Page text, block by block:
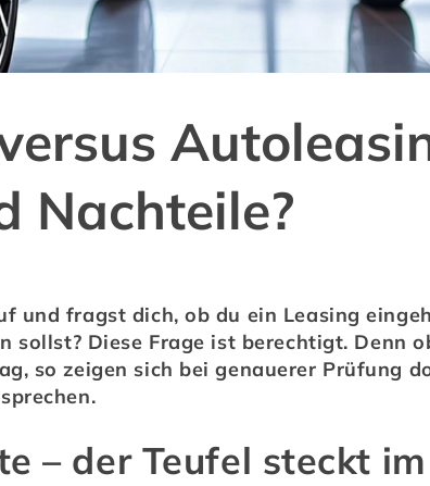
Nachteile?
und fragst dich, ob du ein Leasing
Diese Frage ist berechtigt. Denn
so zeigen sich bei genauerer Prüfung
– der Teufel steckt